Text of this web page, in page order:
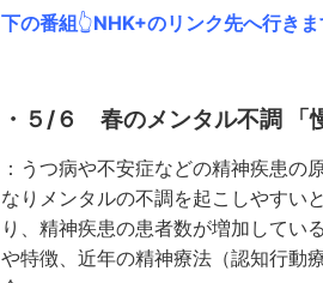
下の番組👆NHK+のリンク先へ行きま
・５/６ 春のメンタル不調 「
：うつ病や不安症などの精神疾患
なりメンタルの不調を起こしやすい
り、精神疾患の患者数が増加してい
や特徴、近年の精神療法（認知行動